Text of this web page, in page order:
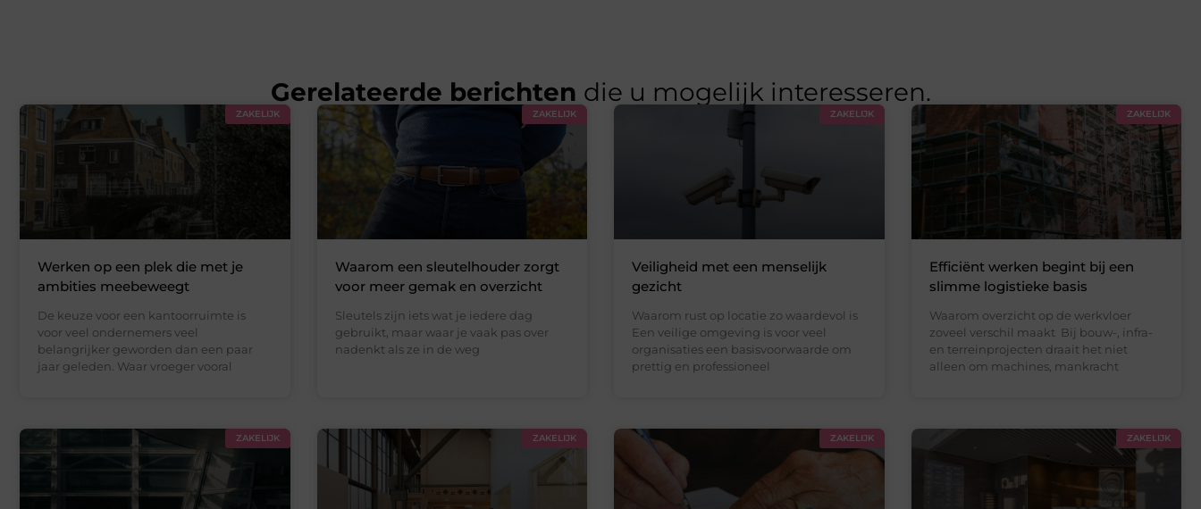
Gerelateerde berichten die u mogelijk interesseren.
ZAKELIJK
Werken op een plek die met je
ambities meebeweegt
De keuze voor een kantoorruimte is
voor veel ondernemers veel
belangrijker geworden dan een paar
jaar geleden. Waar vroeger vooral
ZAKELIJK
Waarom een sleutelhouder zorgt
voor meer gemak en overzicht
Sleutels zijn iets wat je iedere dag
gebruikt, maar waar je vaak pas over
nadenkt als ze in de weg
ZAKELIJK
Veiligheid met een menselijk
gezicht
Waarom rust op locatie zo waardevol is
Een veilige omgeving is voor veel
organisaties een basisvoorwaarde om
prettig en professioneel
ZAKELIJK
Efficiënt werken begint bij een
slimme logistieke basis
Waarom overzicht op de werkvloer
zoveel verschil maakt Bij bouw-, infra-
en terreinprojecten draait het niet
alleen om machines, mankracht
ZAKELIJK ZAKELIJK ZAKELIJK ZAKELIJK